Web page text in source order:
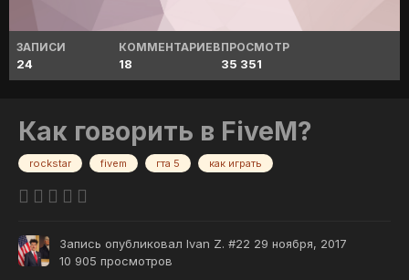
ЗАПИСИ
24
КОММЕНТАРИЕВ
18
ПРОСМОТР
35 351
Как говорить в FiveM?
rockstar fivem гта 5 как играть
Запись опубликовал Ivan Z. #22 29 ноября, 2017
10 905 просмотров